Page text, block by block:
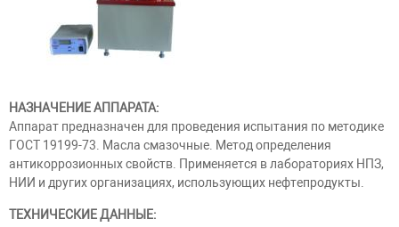
НАЗНАЧЕНИЕ АППАРАТА:
Аппарат предназначен для проведения испытания по методике
ГОСТ 19199-73. Масла смазочные. Метод определения
антикоррозионных свойств. Применяется в лабораториях НПЗ,
НИИ и других организациях, использующих нефтепродукты.
ТЕХНИЧЕСКИЕ ДАННЫЕ: